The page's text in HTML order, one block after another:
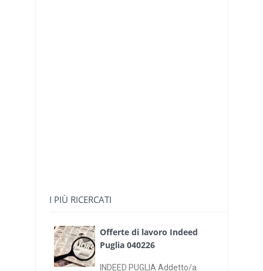
I PIÙ RICERCATI
Offerte di lavoro Indeed
Puglia 040226
INDEED PUGLIA Addetto/a